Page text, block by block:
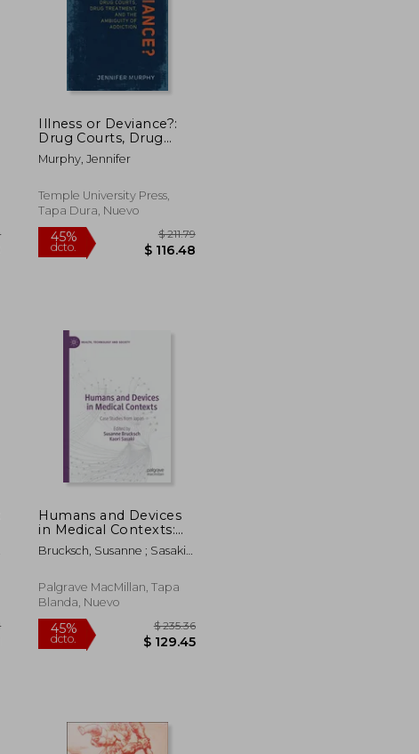
$ 49.15 45%
$ 453.99
$ 249.70
Illness or Deviance?:
Drug Courts, Drug
Treatment, and the
Ambiguity of Addiction
Murphy, Jennifer
Temple University Press,
Tapa Dura, Nuevo
45%
dcto.
Humans and Devices
in Medical Contexts:
Case Studies from
Japan (en Inglés)
Brucksch, Susanne ; Sasaki,
Palgrave MacMillan, Tapa
Blanda, Nuevo